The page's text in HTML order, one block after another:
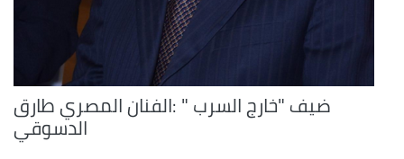
ضيف "خارج السرب " :الفنان المصري طارق
الدسوقي